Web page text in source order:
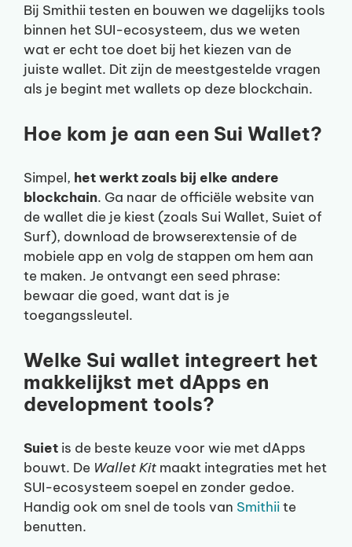
Bij Smithii testen en bouwen we dagelijks tools
binnen het SUI-ecosysteem, dus we weten
wat er echt toe doet bij het kiezen van de
juiste wallet. Dit zijn de meestgestelde vragen
als je begint met wallets op deze blockchain.
Hoe kom je aan een Sui Wallet?
Simpel, het werkt zoals bij elke andere
blockchain. Ga naar de officiële website van
de wallet die je kiest (zoals Sui Wallet, Suiet of
Surf), download de browserextensie of de
mobiele app en volg de stappen om hem aan
te maken. Je ontvangt een seed phrase:
bewaar die goed, want dat is je
toegangssleutel.
Welke Sui wallet integreert het
makkelijkst met dApps en
development tools?
Suiet is de beste keuze voor wie met dApps
bouwt. De Wallet Kit maakt integraties met het
SUI-ecosysteem soepel en zonder gedoe.
Handig ook om snel de tools van Smithiite
benutten.